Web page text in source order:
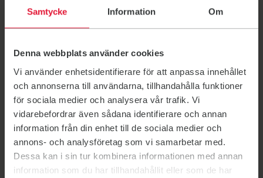
Samtycke Information Om
Denna webbplats använder cookies
Vi använder enhetsidentifierare för att anpassa innehållet
och annonserna till användarna, tillhandahålla funktioner
för sociala medier och analysera vår trafik. Vi
vidarebefordrar även sådana identifierare och annan
information från din enhet till de sociala medier och
annons- och analysföretag som vi samarbetar med.
Dessa kan i sin tur kombinera informationen med annan
information som du har tillhandahållit eller som de har
Gårda
Gårda
Gym
Johanneberg
Johanneberg
Gym
Gibraltargatan 3, 412 58 Göteborg